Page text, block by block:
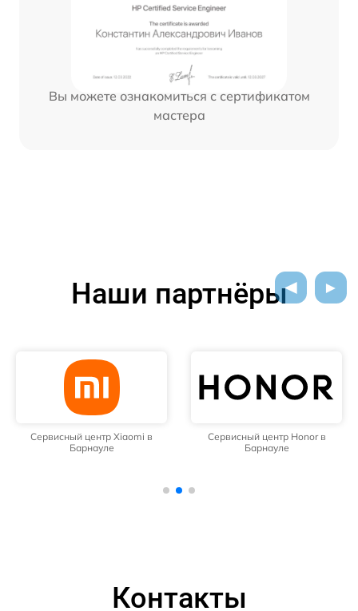
Вы можете ознакомиться с сертификатом
мастера
Наши партнёры
Сервисный центр Xiaomi в
Барнауле
Сервисный центр Honor в
Барнауле
Контакты